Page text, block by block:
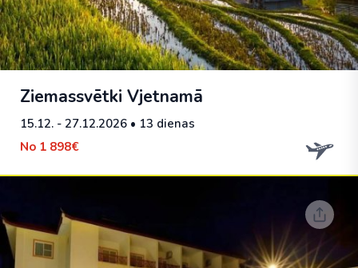
Ziemassvētki Vjetnamā
15.12. - 27.12.2026 • 13 dienas
No 1 898€